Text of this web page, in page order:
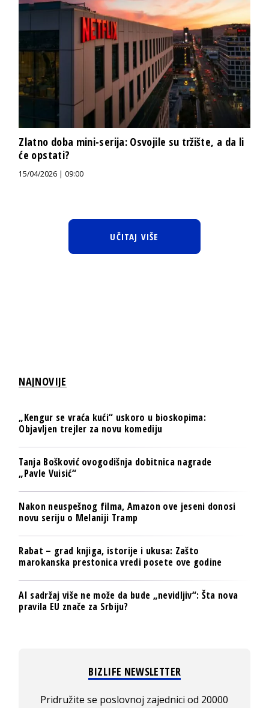
Zlatno doba mini-serija: Osvojile su tržište, a da li
će opstati?
15/04/2026 | 09:00
UČITAJ VIŠE
NAJNOVIJE
„Kengur se vraća kući“ uskoro u bioskopima:
Objavljen trejler za novu komediju
Tanja Bošković ovogodišnja dobitnica nagrade
„Pavle Vuisić“
Nakon neuspešnog filma, Amazon ove jeseni donosi
novu seriju o Melaniji Tramp
Rabat – grad knjiga, istorije i ukusa: Zašto
marokanska prestonica vredi posete ove godine
AI sadržaj više ne može da bude „nevidljiv“: Šta nova
pravila EU znače za Srbiju?
BIZLIFE NEWSLETTER
Pridružite se poslovnoj zajednici od 20000